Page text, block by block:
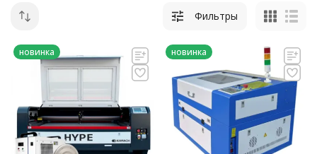
Фильтры
новинка новинка